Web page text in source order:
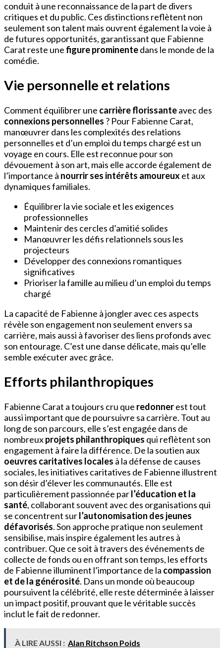
conduit à une reconnaissance de la part de divers
critiques et du public. Ces distinctions reflètent non
seulement son talent mais ouvrent également la voie à
de futures opportunités, garantissant que Fabienne
Carat reste unefigure prominentedans le monde de la
comédie.
Vie personnelle et relations
Comment équilibrer une carrière florissanteavec des
connexions personnelles ? Pour Fabienne Carat,
manœuvrer dans les complexités des relations
personnelles et d’un emploi du temps chargé est un
voyage en cours. Elle est reconnue pour son
dévouement à son art, mais elle accorde également de
l’importance à nourrir ses intérêts amoureuxet aux
dynamiques familiales.
Équilibrer la vie sociale et les exigences
professionnelles
Maintenir des cercles d’amitié solides
Manœuvrer les défis relationnels sous les
projecteurs
Développer des connexions romantiques
significatives
Prioriser la famille au milieu d’un emploi du temps
chargé
La capacité de Fabienne à jongler avec ces aspects
révèle son engagement non seulement envers sa
carrière, mais aussi à favoriser des liens profonds avec
son entourage. C’est une danse délicate, mais qu’elle
semble exécuter avec grâce.
Efforts philanthropiques
Fabienne Carat a toujours cru que redonnerest tout
aussi important que de poursuivre sa carrière. Tout au
long de son parcours, elle s’est engagée dans de
nombreuxprojets philanthropiques qui reflètent son
engagement à faire la différence. De la soutien aux
oeuvres caritatives locales à la défense de causes
sociales, les initiatives caritatives de Fabienne illustrent
son désir d’élever les communautés. Elle est
particulièrement passionnée parl’éducation et la
santé, collaborant souvent avec des organisations qui
se concentrent surl’autonomisation des jeunes
défavorisés. Son approche pratique non seulement
sensibilise, mais inspire également les autres à
contribuer. Que ce soit à travers des événements de
collecte de fonds ou en offrant son temps, les efforts
de Fabienne illuminent l’importance de la compassion
et de la générosité. Dans un monde où beaucoup
poursuivent la célébrité, elle reste déterminée à laisser
un impact positif, prouvant que le véritable succès
inclut le fait de redonner.
À LIRE AUSSI : Alan Ritchson Poids